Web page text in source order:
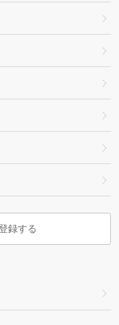
録する